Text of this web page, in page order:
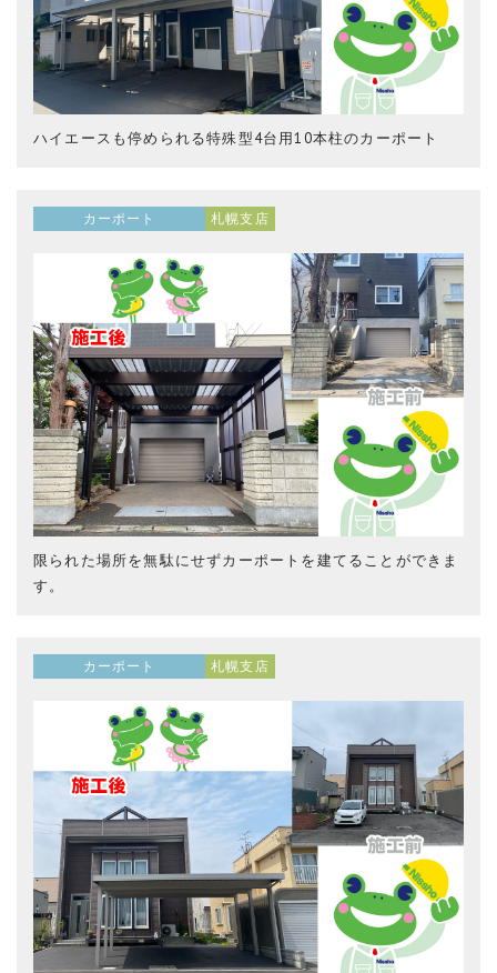
ハイエースも停められる特殊型4台用10本柱のカーポート
カーポート 札幌支店
限られた場所を無駄にせずカーポートを建てることができま
す。
カーポート 札幌支店